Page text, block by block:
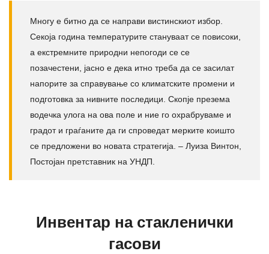
Многу е битно да се направи вистинскиот избор.
Секоја година температурите стануваат се повисоки,
а екстремните природни непогоди се се
позачестени, јасно е дека итно треба да се засилат
напорите за справување со климатските промени и
подготовка за нивните последици. Скопје презема
водечка улога на ова поле и ние го охрабруваме и
градот и граѓаните да ги спроведат мерките коишто
се предложени во новата стратегија. – Луиза Винтон,
Постојан претставник на УНДП.
Инвентар на стакленички
гасови